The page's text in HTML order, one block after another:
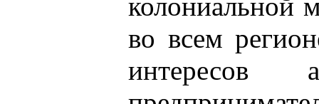
во всем
интересов